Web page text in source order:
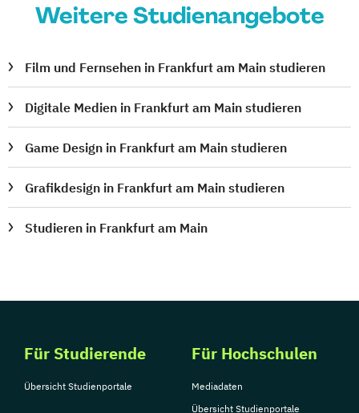
Weitere Studienangebote
Film und Fernsehen in Frankfurt am Main studieren
Digitale Medien in Frankfurt am Main studieren
Game Design in Frankfurt am Main studieren
Grafikdesign in Frankfurt am Main studieren
Studieren in Frankfurt am Main
Für Studierende
Übersicht Studienportale
Für Hochschulen
Mediadaten
Übersicht Studienportale